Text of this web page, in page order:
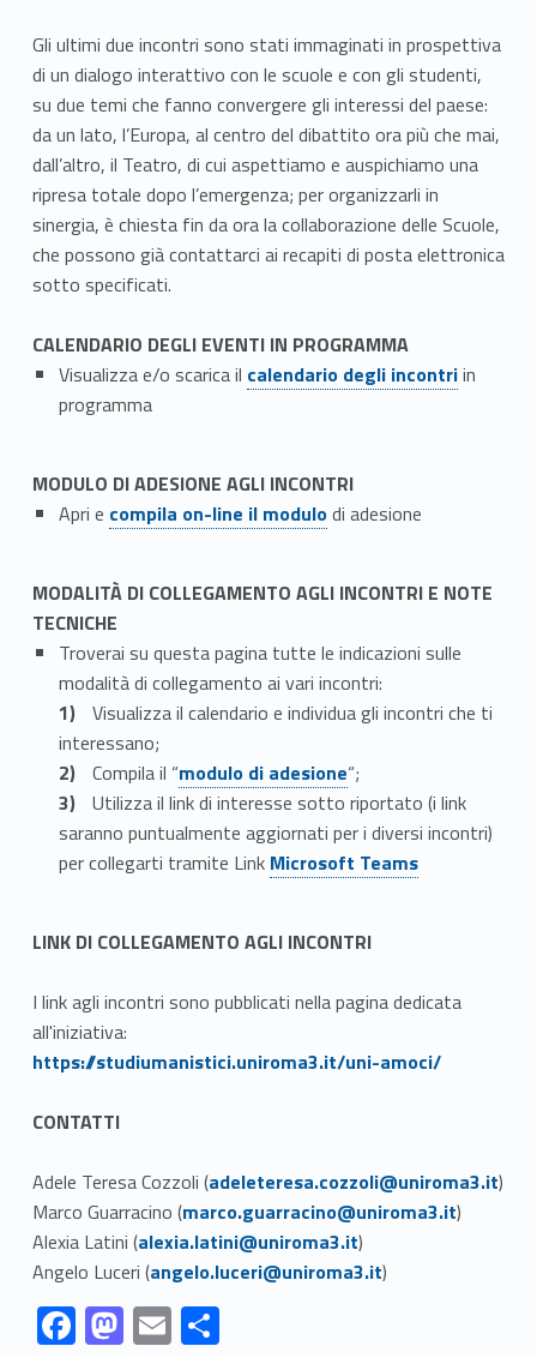
Gli ultimi due incontri sono stati immaginati in prospettiva
di un dialogo interattivo con le scuole e con gli studenti,
su due temi che fanno convergere gli interessi del paese:
da un lato, l’Europa, al centro del dibattito ora più che mai,
dall’altro, il Teatro, di cui aspettiamo e auspichiamo una
ripresa totale dopo l’emergenza; per organizzarli in
sinergia, è chiesta fin da ora la collaborazione delle Scuole,
che possono già contattarci ai recapiti di posta elettronica
sotto specificati.
CALENDARIO DEGLI EVENTI IN PROGRAMMA
Visualizza e/o scarica il calendario degli incontriin
programma
MODULO DI ADESIONE AGLI INCONTRI
Apri e compila on-line il modulodi adesione
MODALITÀ DI COLLEGAMENTO AGLI INCONTRI E NOTE
TECNICHE
Troverai su questa pagina tutte le indicazioni sulle
modalità di collegamento ai vari incontri:
Visualizza il calendario e individua gli incontri che ti
interessano;
Compila il “modulo di adesione“;
Utilizza il link di interesse sotto riportato (i link
saranno puntualmente aggiornati per i diversi incontri)
per collegarti tramite LinkLink identifier #identifier__199891-4
Microsoft Teams
LINK DI COLLEGAMENTO AGLI INCONTRI
I link agli incontri sono pubblicati nella pagina dedicata
all'iniziativa:
Link identifier #identifier__22515-5https://studiumanistici.uniroma3.it/uni-amoci/
CONTATTI
Adele Teresa Cozzoli (Link identifier #identifier__91287-6adeleteresa.cozzoli@uniroma3.it)
Marco Guarracino (Link identifier #identifier__171862-7marco.guarracino@uniroma3.it)
Alexia Latini (Link identifier #identifier__167815-8alexia.latini@uniroma3.it)
Angelo Luceri (Link identifier #identifier__129179-9angelo.luceri@uniroma3.it)
Link identifier #identifier__137502-1
F
Link identifier #identifier__143342-2 M
Link identifier #identifier__115799-3 E
Link identifier #identifier__33057-4 S